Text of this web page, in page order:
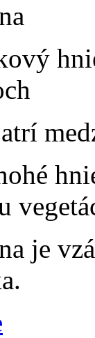
je